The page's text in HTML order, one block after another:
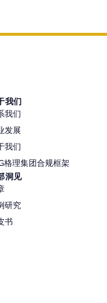
我们
我们
发展
我们
格理集团合规框架
洞见
研究
书